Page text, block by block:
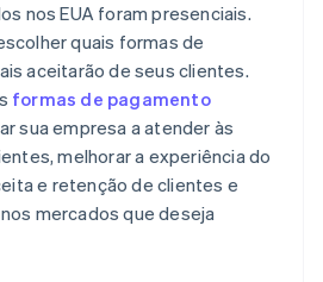
nos EUA foram presenciais.
quais formas de
aceitarão de seus clientes.
formas de pagamento
sua empresa a atender às
melhorar a experiência do
e retenção de clientes e
mercados que deseja